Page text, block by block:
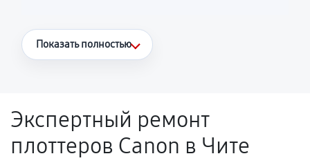
Что считается гарантийным случаем
Поломка установленной детали при
нормальной эксплуатации в течение
гарантийного срока.
Показать полностью
Экспертный ремонт
плоттеров Canon в Чите